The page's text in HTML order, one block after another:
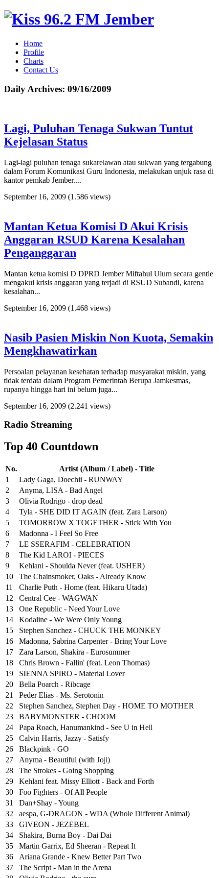
Home
Profile
Charts
Contact Us
Daily Archives: 09/16/2009
Lagi, Puluhan Tenaga Sukwan Tuntut
Kejelasan Status
Lagi-lagi puluhan tenaga sukarelawan atau sukwan yang tergabung
dalam Forum Komunikasi Guru Indonesia, melakukan unjuk rasa di
kantor pemkab Jember....
September 16, 2009 (1.586 views)
Mantan Ketua Komisi D Akui Krisis
Anggaran RSUD Karena Kesalahan
Penganggaran
Mantan ketua komisi D DPRD Jember Miftahul Ulum secara gentle
mengakui krisis anggaran yang terjadi di RSUD Subandi, karena
kesalahan...
September 16, 2009 (1.468 views)
Nasib Pasien Miskin Non Kuota, Semakin
Mengkhawatirkan
Persoalan pelayanan kesehatan terhadap masyarakat miskin, yang
tidak terdata dalam Program Pemerintah Berupa Jamkesmas,
rupanya hingga hari ini belum juga...
September 16, 2009 (2.241 views)
Radio Streaming
Top 40 Countdown
No.
Artist (Album / Label) - Title
1
Lady Gaga, Doechii - RUNWAY
2
Anyma, LISA - Bad Angel
3
Olivia Rodrigo - drop dead
4
Tyla - SHE DID IT AGAIN (feat. Zara Larson)
5
TOMORROW X TOGETHER - Stick With You
6
Madonna - I Feel So Free
7
LE SSERAFIM - CELEBRATION
8
The Kid LAROI - PIECES
9
Kehlani - Shoulda Never (feat. USHER)
10
The Chainsmoker, Oaks - Already Know
11
Charlie Puth - Home (feat. Hikaru Utada)
12
Central Cee - WAGWAN
13
One Republic - Need Your Love
14
Kodaline - We Were Only Young
15
Stephen Sanchez - CHUCK THE MONKEY
16
Madonna, Sabrina Carpenter - Bring Your Love
17
Zara Larson, Shakira - Eurosummer
18
Chris Brown - Fallin' (feat. Leon Thomas)
19
SIENNA SPIRO - Material Lover
20
Bella Poarch - Ribcage
21
Peder Elias - Ms. Serotonin
22
Stephen Sanchez, Stephen Day - HOME TO MOTHER
23
BABYMONSTER - CHOOM
24
Papa Roach, Hanumankind - See U in Hell
25
⁠Calvin Harris, Jazzy - Satisfy
26
Blackpink - GO
27
Anyma - Beautiful (with Joji)
28
The Strokes - Going Shopping
29
Kehlani feat. Missy Elliott - Back and Forth
30
Foo Fighters - Of All People
31
Dan+Shay - Young
32
aespa, G-DRAGON - WDA (Whole Different Animal)
33
GIVEON - JEZEBEL
34
Shakira, Burna Boy - Dai Dai
35
Martin Garrix, Ed Sheeran - Repeat It
36
Ariana Grande - Knew Better Part Two
37
The Script - Man in the Arena